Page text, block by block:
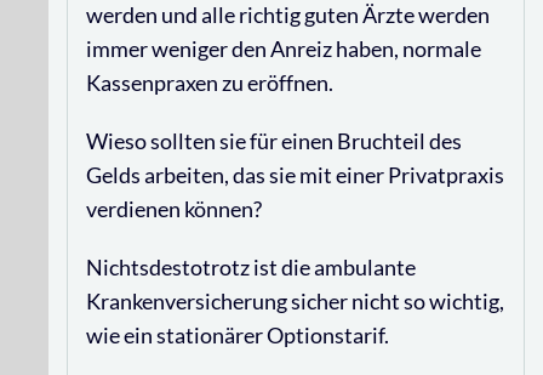
werden und alle richtig guten Ärzte werden
immer weniger den Anreiz haben, normale
Kassenpraxen zu eröffnen.
Wieso sollten sie für einen Bruchteil des
Gelds arbeiten, das sie mit einer Privatpraxis
verdienen können?
Nichtsdestotrotz ist die ambulante
Krankenversicherung sicher nicht so wichtig,
wie ein stationärer Optionstarif.